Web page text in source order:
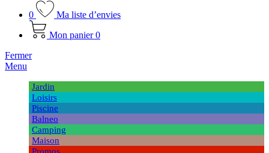
0
Ma liste d’envies
Mon panier 0
Fermer
Menu
Jardin
Loisirs
Piscine
Balneo
Camping
Maison